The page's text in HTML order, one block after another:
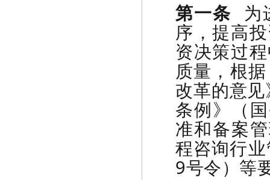
第一条 为
序，提高
资决策过
质量，根
改革的意
条例》（
准和备案
程咨询行
9号令）等